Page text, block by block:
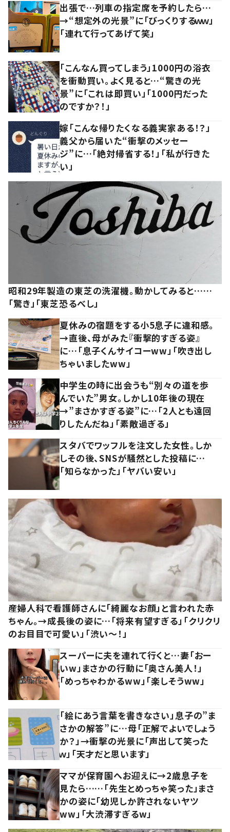
出張で…列車の指定席を予約したら…
→“想定外の光景”に「びっくりするｗｗ」
「連れて行ってあげて笑」
「こんなん買ってしまう」1000円の浴衣
を衝動買い。よく見ると…“驚きの光
景”に「これは即買い」「1000円だった
のですか？！」
嫁「こんな帰りたくなる義実家ある！？」
義父から届いた“衝撃のメッセー
ジ”に…「絶対帰省する！」「私が行きた
い」
昭和29年製造の東芝の洗濯機。動かしてみると……
「驚き」「東芝恐るべし」
夏休みの宿題をする小5息子に違和感。
→直後、母がみた『衝撃的すぎる姿』
に…「息子くんサイコーww」「吹き出し
ちゃいましたww」
中学生の時に出会うも“別々の道を歩
んでいた”男女。しかし10年後の現在
→”まさかすぎる姿”に…「2人とも遠回
りしたんだね」「素敵過ぎる」
スタバでワッフルを注文した女性。しか
しその後、SNSが騒然とした投稿に…
「知らなかった」「ヤバい安い」
産婦人科で看護師さんに「綺麗なお顔」と言われた赤
ちゃん。→成長後の姿に…「将来有望すぎる」「クリクリ
のお目目で可愛い」「渋い～！」
スーパーに夫を連れて行くと…妻「おー
いw」まさかの行動に「奥さん美人！」
「めっちゃわかるww」「楽しそうww」
「絵にあう言葉を書きなさい」息子の”ま
さかの解答”に…母「正解でよいでしょう
か？」→衝撃の光景に「声出して笑った
ｗ」「天才だと思います」
ママが保育園へお迎えに→2歳息子を
見たら……「先生とめっちゃ笑った」まさ
かの姿に「幼児しか許されないヤツ
ww」「大渋滞すぎるw」